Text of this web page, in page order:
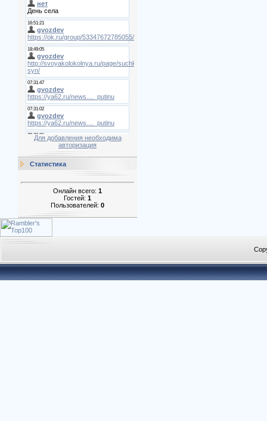
Для добавления необходима
авторизация
Статистика
Онлайн всего: 1
Гостей: 1
Пользователей: 0